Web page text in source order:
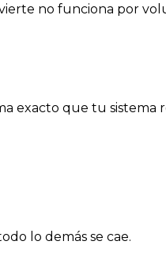
no funciona por
exacto que tu sistema
lo demás se cae.